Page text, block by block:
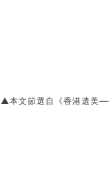
▲本文節選自《香港遺美